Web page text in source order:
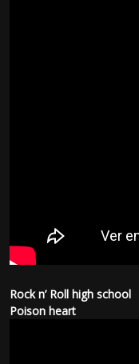
Rock n’ Roll high school
Poison heart